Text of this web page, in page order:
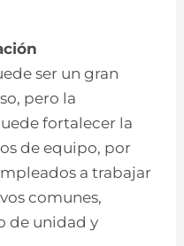
ser un gran
pero la
fortalecer la
de equipo, por
a trabajar
comunes,
de unidad y